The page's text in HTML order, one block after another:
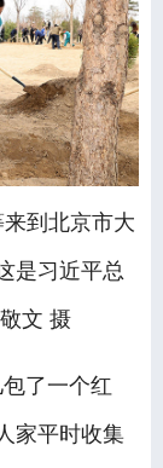
到北京市大
是习近平总
文 摄
了一个红
家平时收集